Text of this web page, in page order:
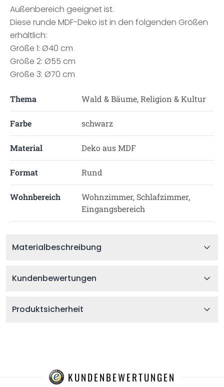
Außenbereich geeignet ist.
Diese runde MDF-Deko ist in den folgenden Größen
erhältlich:
Größe 1: Ø40 cm
Größe 2: Ø55 cm
Größe 3: Ø70 cm
Thema Wald & Bäume, Religion & Kultur
Farbe schwarz
Material Deko aus MDF
Format Rund
Wohnbereich
Wohnzimmer, Schlafzimmer,
Eingangsbereich
Materialbeschreibung
Kundenbewertungen
Produktsicherheit
KUNDENBEWERTUNGEN